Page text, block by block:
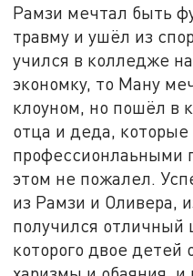
Рамзи мечтал быть
травму и ушёл из
учился в колледже
экономку, то Ману
клоуном, но пошёл в
отца и деда,
профессионлаьными
этом не пожалел.
из Рамзи и Оливера,
получился
которого двое детей